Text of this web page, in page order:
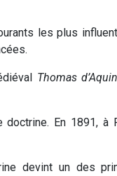
les plus
Thomas d’Aquin
En 1891, à
devint un des